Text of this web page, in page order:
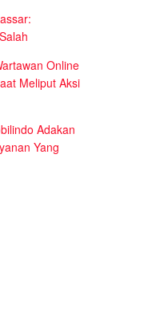
Online
Meliput Aksi
Adakan
Yang